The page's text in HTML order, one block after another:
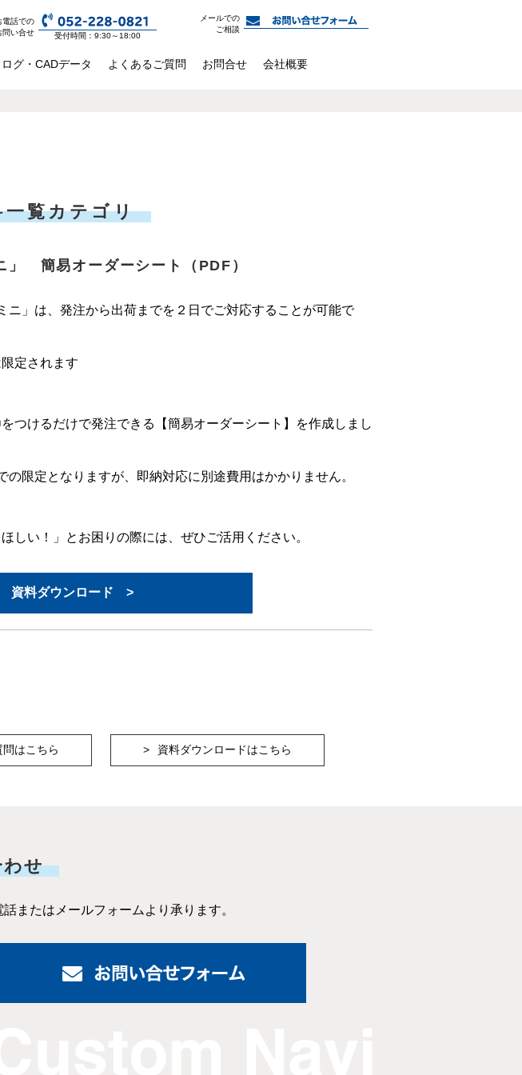
電話での
問い合せ
受付時間：9:30～18:00
メールでの
ご相談
グ・CADデータ よくあるご質問 お問合せ 会社概要
覧カテゴリ
」 簡易オーダーシート（PDF）
ニ」は、発注から出荷までを２日でご対応することが可能で
定されます
つけるだけで発注できる【簡易オーダーシート】を作成しまし
限定となりますが、即納対応に別途費用はかかりません。
しい！」とお困りの際には、ぜひご活用ください。
資料ダウンロード
はこちら 資料ダウンロードはこちら
わせ
またはメールフォームより承ります。